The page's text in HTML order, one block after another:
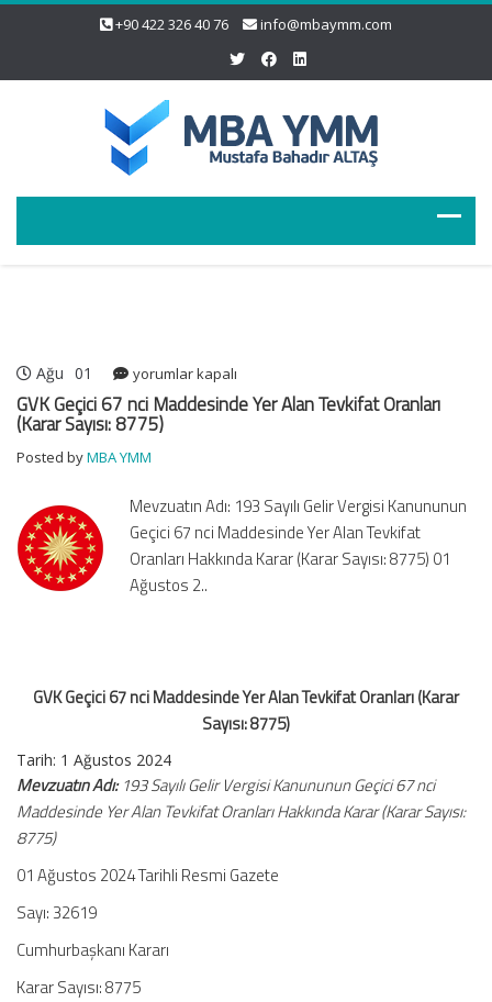
+90 422 326 40 76 info@mbaymm.com
Ağu 01
GVK
Geçici
67
Maddesinde
Alan
Tevkifat
Oranları
(Karar
yorumlar kapalı
GVK Geçici 67 nci Maddesinde Yer Alan Tevkifat Oranları
(Karar Sayısı: 8775)
Posted byMBA YMM
Mevzuatın Adı: 193 Sayılı Gelir Vergisi Kanununun
Geçici 67 nci Maddesinde Yer Alan Tevkifat
Oranları Hakkında Karar (Karar Sayısı: 8775) 01
Ağustos 2..
GVK Geçici 67 nci Maddesinde Yer Alan Tevkifat Oranları (Karar
Sayısı: 8775)
Tarih: 1 Ağustos 2024
Mevzuatın Adı:193 Sayılı Gelir Vergisi Kanununun Geçici 67 nci
Maddesinde Yer Alan Tevkifat Oranları Hakkında Karar (Karar Sayısı:
8775)
01 Ağustos 2024 Tarihli Resmi Gazete
Sayı: 32619
Cumhurbaşkanı Kararı
Karar Sayısı: 8775